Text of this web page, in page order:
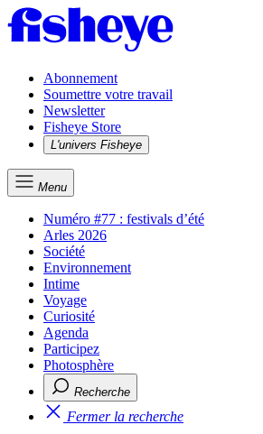
Abonnement
Soumettre votre travail
Newsletter
Fisheye Store
L'univers Fisheye
Menu
Numéro #77 : festivals d’été
Arles 2026
Société
Environnement
Intime
Voyage
Curiosité
Agenda
Participez
Photosphère
Recherche
Fermer la recherche